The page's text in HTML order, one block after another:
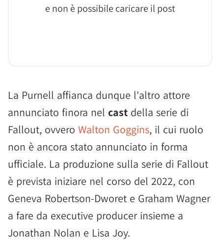
e non è possibile caricare il post
La Purnell affianca dunque l'altro attore
annunciato finora nel cast della serie di
Fallout, ovvero Walton Goggins, il cui ruolo
non è ancora stato annunciato in forma
ufficiale. La produzione sulla serie di Fallout
è prevista iniziare nel corso del 2022, con
Geneva Robertson-Dworet e Graham Wagner
a fare da executive producer insieme a
Jonathan Nolan e Lisa Joy.